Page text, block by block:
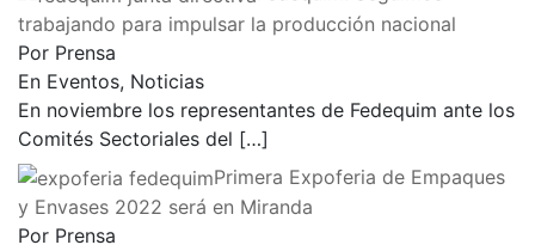
trabajando para impulsar la producción nacional
Por Prensa
En Eventos, Noticias
En noviembre los representantes de Fedequim ante los
Comités Sectoriales del […]
Primera Expoferia de Empaques
y Envases 2022 será en Miranda
Por Prensa